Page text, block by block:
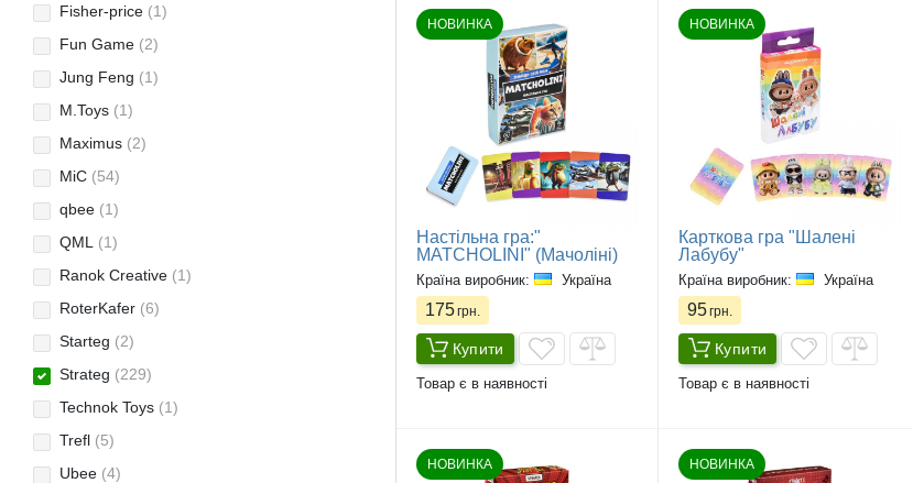
НОВИНКА
Настільна гра:"
MATCHOLINI" (Мачоліні)
Країна виробник: Україна
175грн.
Купити
Товар є в наявності
НОВИНКА
Карткова гра "Шалені
Лабубу"
Країна виробник: Україна
95грн.
Купити
Товар є в наявності
НОВИНКА НОВИНКА
Fisher-price (1)
Fun Game (2)
Jung Feng (1)
M.Toys (1)
Maximus (2)
MiC (54)
qbee (1)
QML (1)
Ranok Creative (1)
RoterKafer (6)
Starteg (2)
Strateg (229)
Technok Toys (1)
Trefl (5)
Ubee (4)